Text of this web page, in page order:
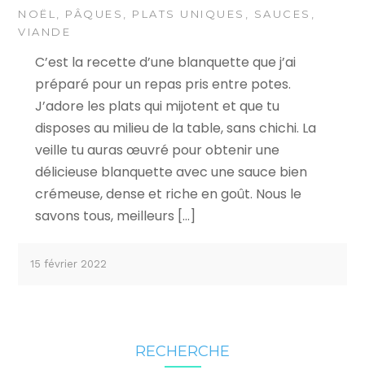
NOËL, PÂQUES , PLATS UNIQUES , SAUCES ,
VIANDE
C’est la recette d’une blanquette que j’ai
préparé pour un repas pris entre potes.
J’adore les plats qui mijotent et que tu
disposes au milieu de la table, sans chichi. La
veille tu auras œuvré pour obtenir une
délicieuse blanquette avec une sauce bien
crémeuse, dense et riche en goût. Nous le
savons tous, meilleurs […]
15 février 2022
RECHERCHE